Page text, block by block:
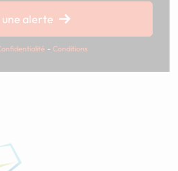
alerte
- Conditions